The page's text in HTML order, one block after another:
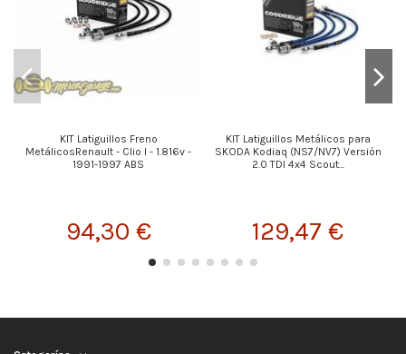
KIT Latiguillos Freno
MetálicosRenault - Clio l - 1.816v -
1991-1997 ABS
94,30 €
KIT Latiguillos Metálicos para
SKODA Kodiaq (NS7/NV7) Versión
2.0 TDI 4x4 Scout...
129,47 €